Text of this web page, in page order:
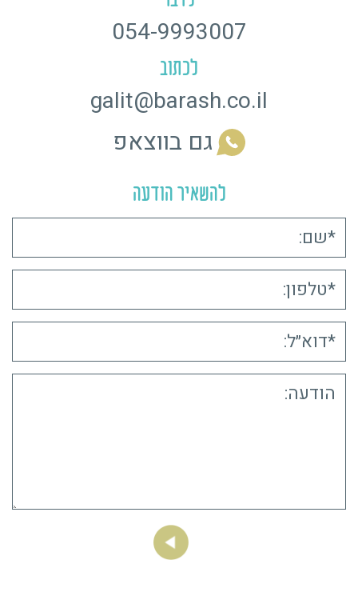
054-9993007
לכתוב
galit@barash.co.il
גם בווצאפ
להשאיר הודעה